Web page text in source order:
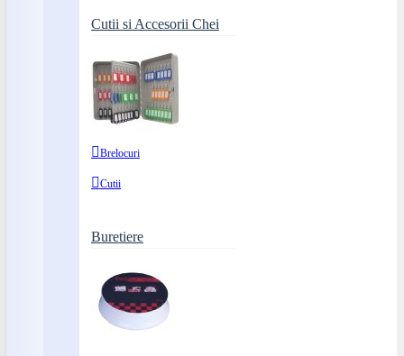
Cutii si Accesorii Chei
Brelocuri
Cutii
Buretiere